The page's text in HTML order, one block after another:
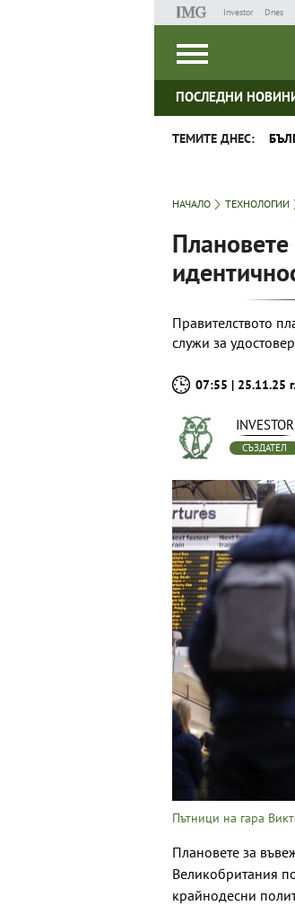
Investor Dnes
ПОСЛЕДНИ
ТЕМИТЕ ДНЕС:
НАЧАЛО ТЕХНОЛОГИИ
Правителството
служи за
07:55 | 25.11.25 г.
INVESTOR
СЪЗДАТЕЛ
Пътници на гара
Плановете за
Великобритания
крайнодесни